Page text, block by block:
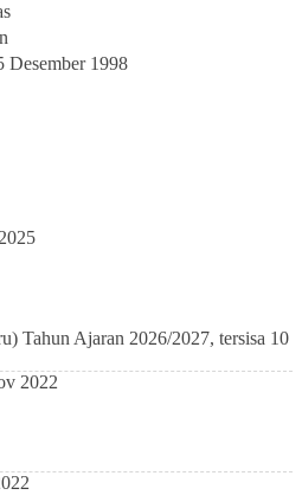
Desember 1998
Tahun Ajaran 2026/2027, tersisa 10
2022